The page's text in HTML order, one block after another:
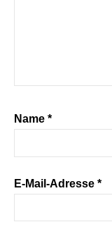
Name *
E-Mail-Adresse *